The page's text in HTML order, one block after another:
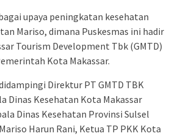
upaya peningkatan kesehatan
Mariso, dimana Puskesmas ini hadir
Tourism Development Tbk (GMTD)
Kota Makassar.
Direktur PT GMTD TBK
Dinas Kesehatan Kota Makassar
Dinas Kesehatan Provinsi Sulsel
Harun Rani, Ketua TP PKK Kota